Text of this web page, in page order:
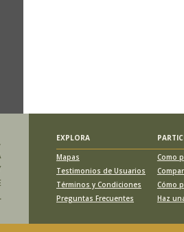
EXPLORA
Mapas
Testimonios de Usuarios
Términos y Condiciones
Preguntas Frecuentes
Como
Cómo
Haz